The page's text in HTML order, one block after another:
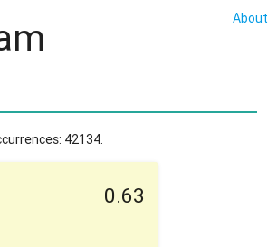
About
42134.
0.63